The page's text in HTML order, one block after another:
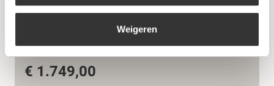
Weigeren
The Bastard Core Large Complete – Gloss
Graphite
€ 1.749,00